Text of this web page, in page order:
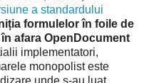
a standardului
formulelor în foile de
afara OpenDocument
implementatori,
monopolist este
unde s-au luat